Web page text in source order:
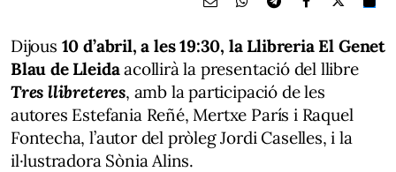
Dijous 10 d’abril, a les 19:30, la Llibreria El Genet
Blau de Lleidaacollirà la presentació del llibre
Tres llibreteres, amb la participació de les
autores Estefania Reñé, Mertxe París i Raquel
Fontecha, l’autor del pròleg Jordi Caselles, i la
il·lustradora Sònia Alins.